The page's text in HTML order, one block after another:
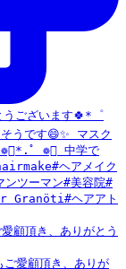
頂き、ありがとう